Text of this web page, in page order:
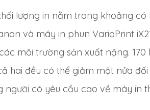
lượng in nằm trong khoảng
và máy in phun VarioPrint
môi trường sản xuất nặng.
hai đều có thể giảm một nửa
người có yêu cầu cao về máy in